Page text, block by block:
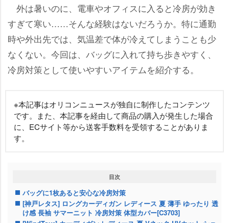
外は暑いのに、電車やオフィスに入ると冷房が効き
すぎて寒い……そんな経験はないだろうか。特に通勤
時や外出先では、気温差で体が冷えてしまうことも少
なくない。今回は、バッグに入れて持ち歩きやすく、
冷房対策として使いやすいアイテムを紹介する。
※本記事はオリコンニュースが独自に制作したコンテンツ
です。また、本記事を経由して商品の購入が発生した場合
に、ECサイト等から送客手数料を受領することがありま
す。
目次
バッグに1枚あると安心な冷房対策
[神戸レタス] ロングカーディガン レディース 夏 薄手 ゆったり 透
け感 長袖 サマーニット 冷房対策 体型カバー[C3703]